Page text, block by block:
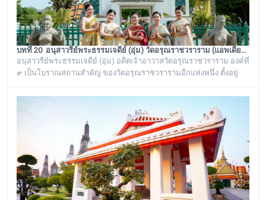
บทที่ 20 อนุสาวรีย์พระธรรมเจดีย์ (อุ่ม) วัดอรุณราชวราราม (แอพเดียวเที่ยวทั่ววัดอรุณ)
อนุสาวรีย์พระธรรมเจดีย์ (อุ่ม) อดีตเจ้าอาวาสวัดอรุณราชวราราม องค์ที่
๙ เป็นโบราณสถานสำคัญ ของวัดอรุณราชวรารามอีกแห่งหนึ่ง ตั้งอยู่
วัดริมแม่น้ำเจ้าพระยา ภายในรั้วอนุสาวรีย์สำคัญของวัดอรุณ
ราชวรารามแห่งนี้ จะมีโกศหินทรายโบราณสีเขียวแบบจีน ซึ่งเป็นสถาน
ที่บรรจุบรรจุอัฐิของพระธรรมเจดีย์ (อุ่ม) อดีตเจ้าอาวาสวัดอรุณ
ราชวราราม องค์ที่ ๙